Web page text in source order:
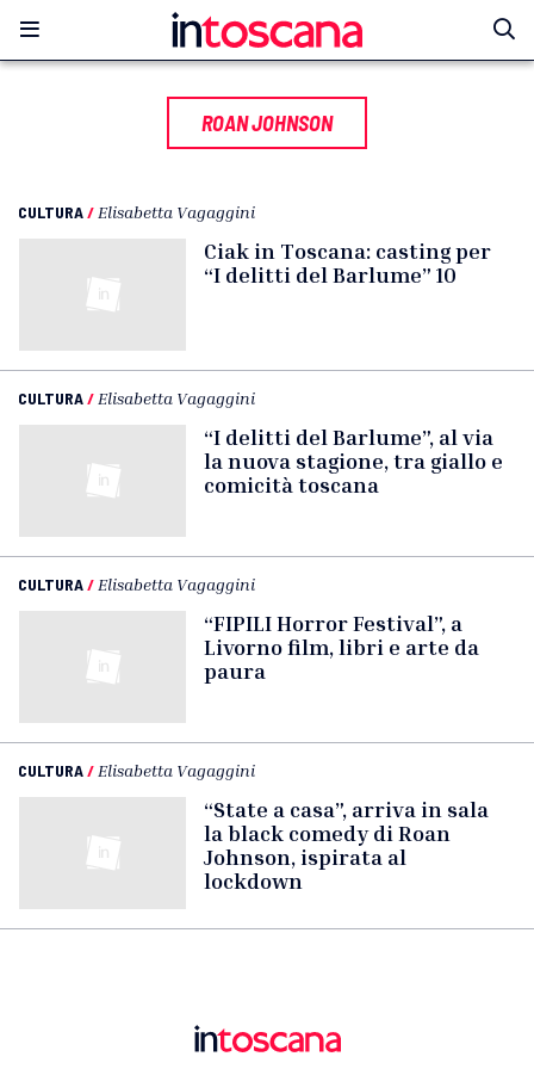
ROAN JOHNSON
CULTURA/ Elisabetta Vagaggini
Ciak in Toscana: casting per
“I delitti del Barlume” 10
CULTURA/ Elisabetta Vagaggini
“I delitti del Barlume”, al via
la nuova stagione, tra giallo e
comicità toscana
CULTURA/ Elisabetta Vagaggini
“FIPILI Horror Festival”, a
Livorno film, libri e arte da
paura
CULTURA/ Elisabetta Vagaggini
“State a casa”, arriva in sala
la black comedy di Roan
Johnson, ispirata al
lockdown